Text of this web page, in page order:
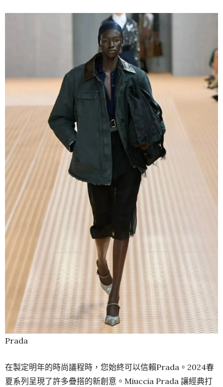
Prada
在製定明年的時尚議程時，您始終可以信賴Prada。2024春
夏系列呈現了許多疊搭的新創意。Miuccia Prada 讓經典打